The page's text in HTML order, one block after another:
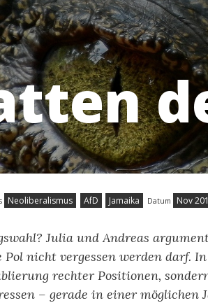
Neoliberalismus AfD Jamaika Datum Nov
Julia und Andreas
Pol nicht vergessen werden darf.
rechter Positionen,
– gerade in einer möglichen